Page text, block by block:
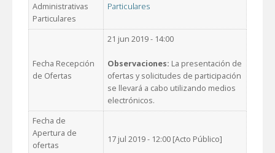
Administrativas
Particulares
Particulares
Fecha Recepción
de Ofertas
21 jun 2019 - 14:00
Observaciones: La presentación de
ofertas y solicitudes de participación
se llevará a cabo utilizando medios
electrónicos.
Fecha de
Apertura de
ofertas
17 jul 2019 - 12:00 [Acto Público]